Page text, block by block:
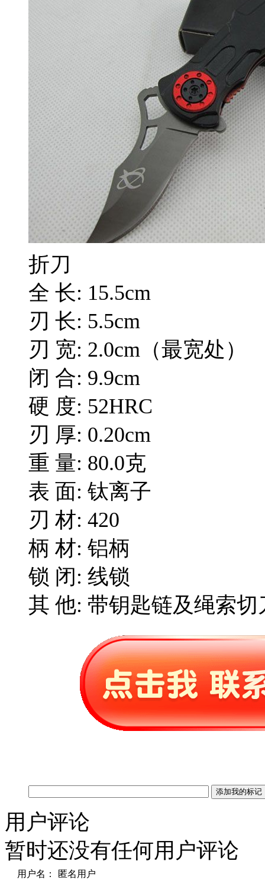
折刀
全 长: 15.5cm
刃 长: 5.5cm
刃 宽: 2.0cm（最宽处）
闭 合: 9.9cm
硬 度: 52HRC
刃 厚: 0.20cm
重 量: 80.0克
表 面: 钛离子
刃 材: 420
柄 材: 铝柄
锁 闭: 线锁
其 他: 带钥匙链及绳索切
用户评论
暂时还没有任何用户评论
用户名：
匿名用户